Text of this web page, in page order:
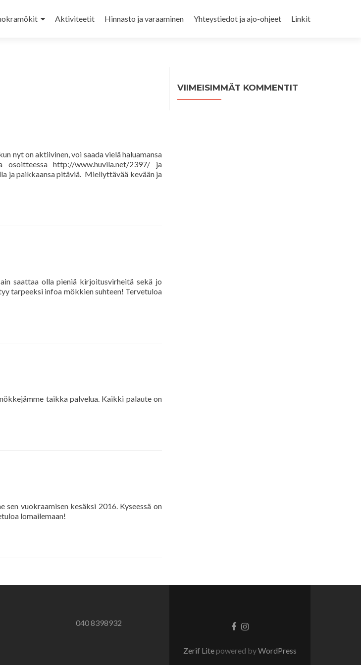
Aktiviteetit Hinnasto ja varaaminen Yhteystiedot ja ajo-ohjeet Linkit
nyt on aktiivinen, voi saada vielä haluamansa
http://www.huvila.net/2397/ ja
ja paikkaansa pitäviä. Miellyttävää kevään ja
saattaa olla pieniä kirjoitusvirheitä sekä jo
tarpeeksi infoa mökkien suhteen! Tervetuloa
taikka palvelua. Kaikki palaute on
vuokraamisen kesäksi 2016. Kyseessä on
lomailemaan!
VIIMEISIMMÄT KOMMENTIT
040 8398932
Go Go
Zerif Litepowered byWordPress